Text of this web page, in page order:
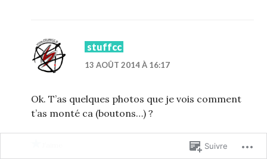
stuffcc
13 AOÛT 2014 À 16:17
Ok. T’as quelques photos que je vois comment
t’as monté ca (boutons…) ?
Suivre